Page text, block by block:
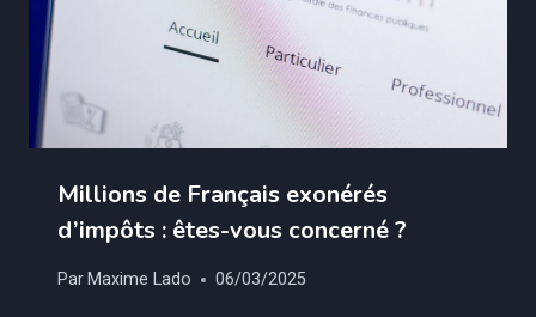
Millions de Français exonérés
d’impôts : êtes-vous concerné ?
Par Maxime Lado 06/03/2025